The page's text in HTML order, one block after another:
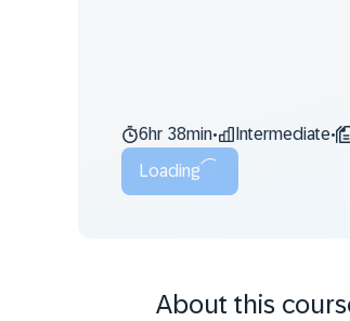
6hr 38min• Intermediate•
Loading
About this